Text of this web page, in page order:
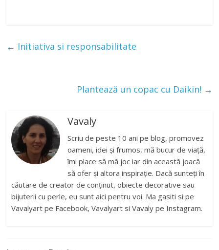
← Initiativa si responsabilitate
Plantează un copac cu Daikin! →
Vavaly
Scriu de peste 10 ani pe blog, promovez
oameni, idei și frumos, mă bucur de viață,
îmi place să mă joc iar din această joacă
să ofer și altora inspirație. Dacă sunteți în
căutare de creator de conținut, obiecte decorative sau
bijuterii cu perle, eu sunt aici pentru voi. Ma gasiti si pe
Vavalyart pe Facebook, Vavalyart si Vavaly pe Instagram.